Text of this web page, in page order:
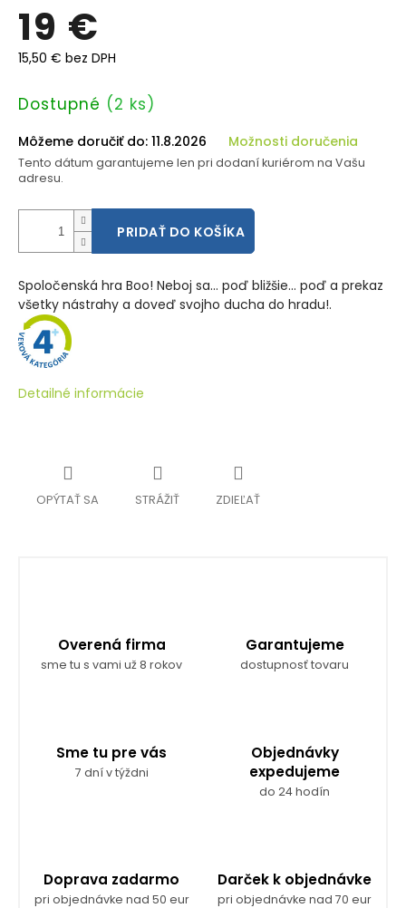
19 €
15,50 € bez DPH
Jednotková
Dostupné (2 ks)
Môžeme doručiť do: 11.8.2026 Možnosti doručenia
Tento dátum garantujeme len pri dodaní kuriérom na Vašu
adresu.
PRIDAŤ DO KOŠÍKA
Spoločenská hra Boo! Neboj sa... poď bližšie... poď a prekaz
všetky nástrahy a doveď svojho ducha do hradu!.
Detailné informácie
OPÝTAŤ SA STRÁŽIŤ ZDIEĽAŤ
Overená firma
sme tu s vami už 8 rokov
Garantujeme
dostupnosť tovaru
Sme tu pre vás
7 dní v týždni
Objednávky
expedujeme
do 24 hodín
Doprava zadarmo
pri objednávke nad 50 eur
Darček k objednávke
pri objednávke nad 70 eur